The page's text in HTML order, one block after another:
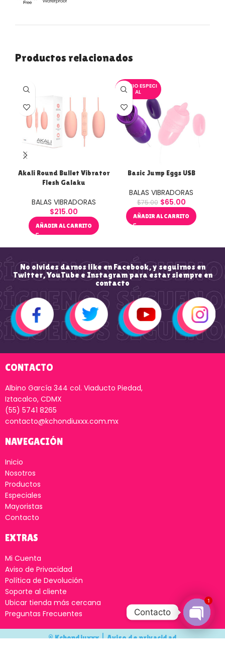
Productos relacionados
Akali Round Bullet Vibrator
Flesh Galaku
BALAS VIBRADORAS
$215.00
AÑADIR AL CARRITO
PRECIO ESPECI
AL
Basic Jump Eggs USB
BALAS VIBRADORAS
$75.00 $65.00
AÑADIR AL CARRITO
No olvides darnos like en Facebook, y seguirnos en
Twitter, YouTube e Instagram para estar siempre en
contacto
CONTACTO
Albino García 344 col. Viaducto Piedad,
Iztacalco, CDMX
(55) 5741 8265
contacto@kchondiuxxx.com.mx
NAVEGACIÓN
Inicio
Nosotros
Productos
Especiales
Mayoristas
Contacto
EXTRAS
Mi Cuenta
Aviso de Privacidad
Política de Devolución
Soporte al cliente
Ubicar tienda más cercana
Preguntas Frecuentes
© Kchondiuxxx |Aviso de privacidad
Contacto
Open
1